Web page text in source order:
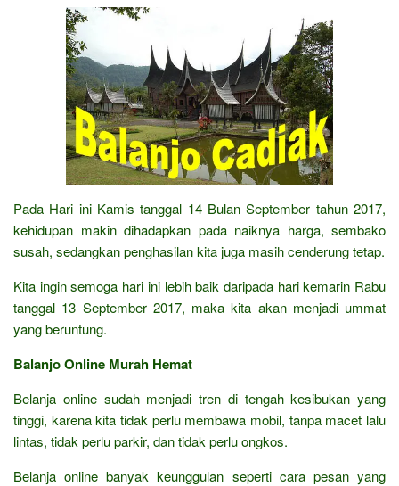
Pada Hari ini Kamis tanggal 14 Bulan September tahun 2017,
kehidupan makin dihadapkan pada naiknya harga, sembako
susah, sedangkan penghasilan kita juga masih cenderung tetap.
Kita ingin semoga hari ini lebih baik daripada hari kemarin Rabu
tanggal 13 September 2017, maka kita akan menjadi ummat
yang beruntung.
Balanjo Online Murah Hemat
Belanja online sudah menjadi tren di tengah kesibukan yang
tinggi, karena kita tidak perlu membawa mobil, tanpa macet lalu
lintas, tidak perlu parkir, dan tidak perlu ongkos.
Belanja online banyak keunggulan seperti cara pesan yang